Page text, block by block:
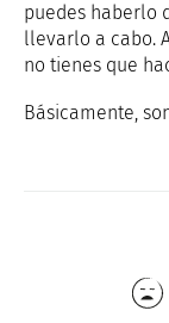
puedes haberlo
llevarlo a cabo.
no tienes que
Básicamente,